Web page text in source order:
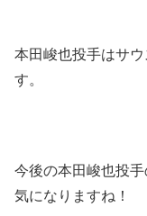
本田峻也投手はサ
す。
今後の本田峻也投手
気になりますね！